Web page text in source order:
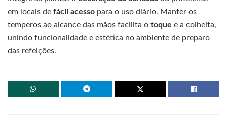
em locais de fácil acesso para o uso diário. Manter os
temperos ao alcance das mãos facilita o toque e a colheita,
unindo funcionalidade e estética no ambiente de preparo
das refeições.